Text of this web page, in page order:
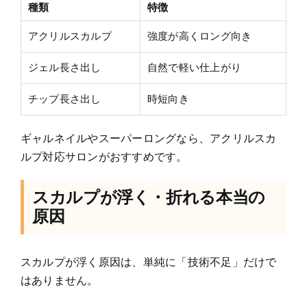
種類 特徴
アクリルスカルプ 強度が高くロング向き
ジェル長さ出し 自然で軽い仕上がり
チップ長さ出し 時短向き
ギャルネイルやスーパーロングなら、アクリルスカ
ルプ対応サロンがおすすめです。
スカルプが浮く・折れる本当の
原因
スカルプが浮く原因は、単純に「技術不足」だけで
はありません。